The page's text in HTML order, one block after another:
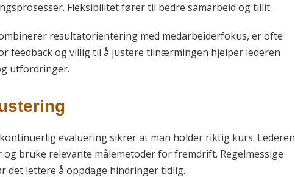
Fleksibilitet fører til bedre samarbeid og tillit.
resultatorientering med medarbeiderfokus, er ofte
feedback og villig til å justere tilnærmingen hjelper lederen
utfordringer.
evaluering sikrer at man holder riktig kurs. Lederen
bruke relevante målemetoder for fremdrift. Regelmessige
det lettere å oppdage hindringer tidlig.